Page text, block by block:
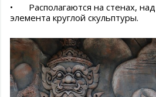
•
Располагаются на стенах,
элемента круглой скульптуры.